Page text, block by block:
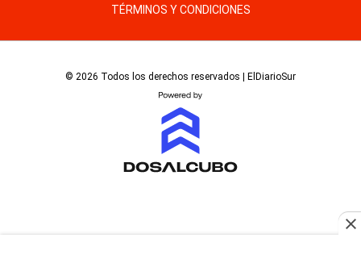
TÉRMINOS Y CONDICIONES
© 2026 Todos los derechos reservados | ElDiarioSur